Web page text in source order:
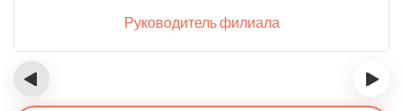
Руководитель филиала
‹ ›